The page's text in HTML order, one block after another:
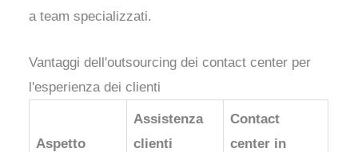
a team specializzati.
Vantaggi dell'outsourcing dei contact center per
l'esperienza dei clienti
Aspetto
Assistenza
clienti
Contact
center in